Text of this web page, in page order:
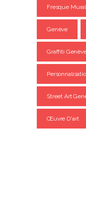
Fresque
Genève
Graffiti
Street Art
Œuvre D'art